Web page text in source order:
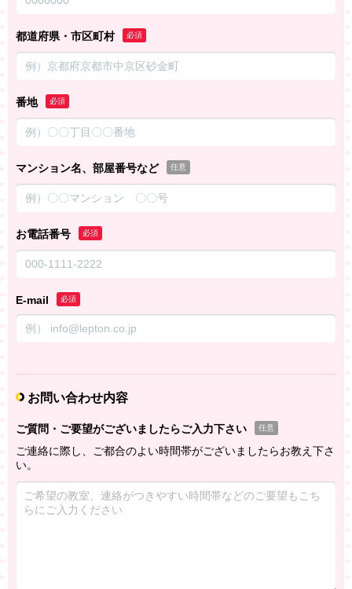
都道府県・市区町村 必須
番地 必須
マンション名、部屋番号など 任意
お電話番号 必須
E-mail 必須
お問い合わせ内容
ご質問・ご要望がございましたらご入力下さい 任意
ご連絡に際し、ご都合のよい時間帯がございましたらお教え下さ
い。